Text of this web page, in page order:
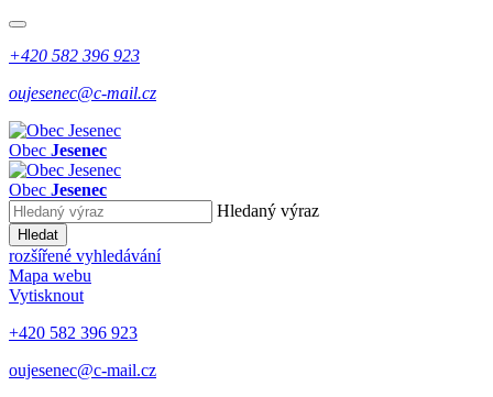
+420 582 396 923
oujesenec@c-mail.cz
Obec Jesenec
Obec Jesenec
Hledaný výraz
Hledat
rozšířené vyhledávání
Mapa webu
Vytisknout
+420 582 396 923
oujesenec@c-mail.cz